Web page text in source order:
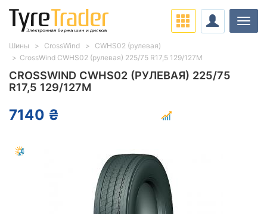
CROSSWIND CWHS02 (РУЛЕВАЯ) 225/75
R17,5 129/127M
7140 ₴
Шины CrossWind
CWHS02 (рулевая)
CrossWind CWHS02 (рулевая) 225/75 R17,5 129/127M